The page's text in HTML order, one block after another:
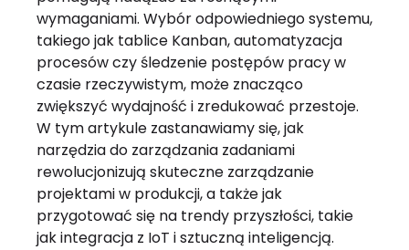
wymaganiami. Wybór odpowiedniego systemu,
takiego jak tablice Kanban, automatyzacja
procesów czy śledzenie postępów pracy w
czasie rzeczywistym, może znacząco
zwiększyć wydajność i zredukować przestoje.
W tym artykule zastanawiamy się, jak
narzędzia do zarządzania zadaniami
rewolucjonizują skuteczne zarządzanie
projektami w produkcji, a także jak
przygotować się na trendy przyszłości, takie
jak integracja z IoT i sztuczną inteligencją.